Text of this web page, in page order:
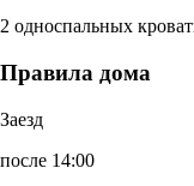
2 односпальных
Правила дома
Заезд
после 14:00